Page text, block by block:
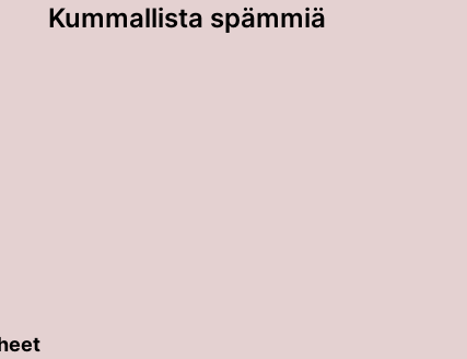
Kummallista spämmiä
Kosketusnäytöllisten laitteiden